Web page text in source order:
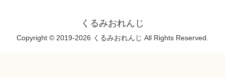
くるみおれんじ
Copyright © 2019-2026 くるみおれんじ All Rights Reserved.